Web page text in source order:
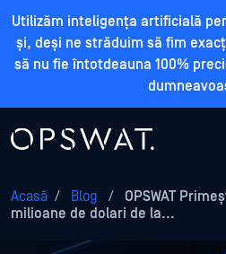
Utilizăm inteligența artificială
și, deși ne străduim să fim
să nu fie întotdeauna 100%
Acasă / Blog /
OPSWAT
milioane de dolari de la...